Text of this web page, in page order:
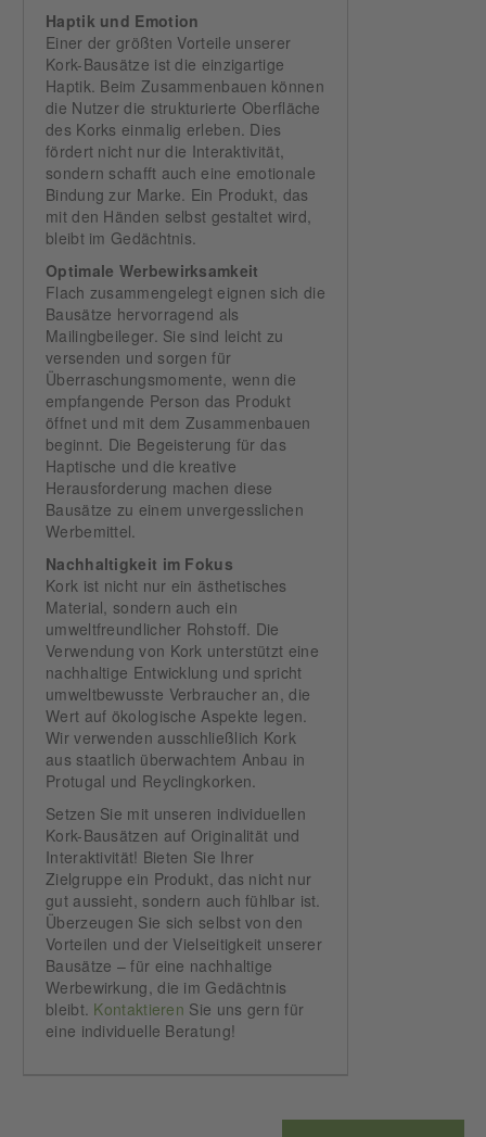
Haptik und Emotion
Einer der größten Vorteile unserer
Kork-Bausätze ist die einzigartige
Haptik. Beim Zusammenbauen können
die Nutzer die strukturierte Oberfläche
des Korks einmalig erleben. Dies
fördert nicht nur die Interaktivität,
sondern schafft auch eine emotionale
Bindung zur Marke. Ein Produkt, das
mit den Händen selbst gestaltet wird,
bleibt im Gedächtnis.
Optimale Werbewirksamkeit
Flach zusammengelegt eignen sich die
Bausätze hervorragend als
Mailingbeileger. Sie sind leicht zu
versenden und sorgen für
Überraschungsmomente, wenn die
empfangende Person das Produkt
öffnet und mit dem Zusammenbauen
beginnt. Die Begeisterung für das
Haptische und die kreative
Herausforderung machen diese
Bausätze zu einem unvergesslichen
Werbemittel.
Nachhaltigkeit im Fokus
Kork ist nicht nur ein ästhetisches
Material, sondern auch ein
umweltfreundlicher Rohstoff. Die
Verwendung von Kork unterstützt eine
nachhaltige Entwicklung und spricht
umweltbewusste Verbraucher an, die
Wert auf ökologische Aspekte legen.
Wir verwenden ausschließlich Kork
aus staatlich überwachtem Anbau in
Protugal und Reyclingkorken.
Setzen Sie mit unseren individuellen
Kork-Bausätzen auf Originalität und
Interaktivität! Bieten Sie Ihrer
Zielgruppe ein Produkt, das nicht nur
gut aussieht, sondern auch fühlbar ist.
Überzeugen Sie sich selbst von den
Vorteilen und der Vielseitigkeit unserer
Bausätze – für eine nachhaltige
Werbewirkung, die im Gedächtnis
bleibt. Kontaktieren Sie uns gern für
eine individuelle Beratung!